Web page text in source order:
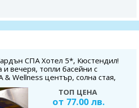
СПА Хотел 5*, Кюстендил!
и вечеря, топли басейни с
& Wellness център, солна стая,
5.99 г.
ТОП ЦЕНА
от 77.00 лв.